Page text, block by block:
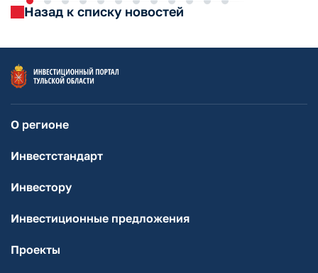
Назад к списку новостей
О регионе
Инвестстандарт
Инвестору
Инвестиционные предложения
Проекты